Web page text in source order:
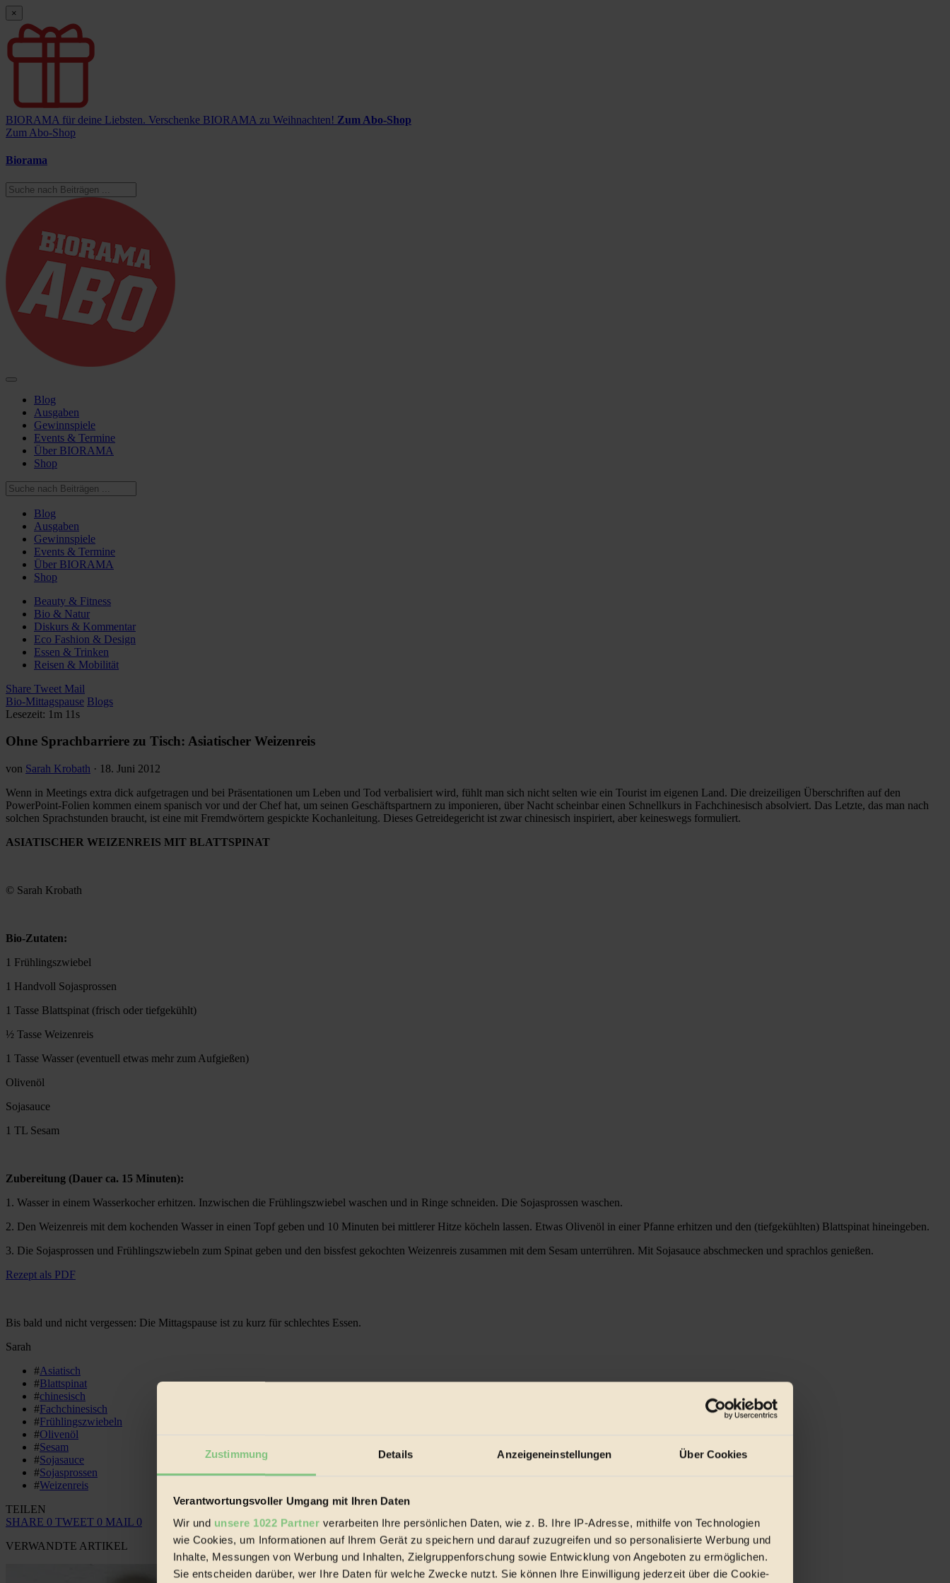
Zustimmung Details Anzeigeneinstellungen Über Cookies
Verantwortungsvoller Umgang mit Ihren Daten
Wir und unsere 1022 Partner verarbeiten Ihre persönlichen Daten, wie z. B. Ihre IP-Adresse, mithilfe von Technologien
wie Cookies, um Informationen auf Ihrem Gerät zu speichern und darauf zuzugreifen und so personalisierte Werbung und
Inhalte, Messungen von Werbung und Inhalten, Zielgruppenforschung sowie Entwicklung von Angeboten zu ermöglichen.
Sie entscheiden darüber, wer Ihre Daten für welche Zwecke nutzt. Sie können Ihre Einwilligung jederzeit über die Cookie-
×
BIORAMA für deine Liebsten. Verschenke BIORAMA zu Weihnachten! Zum Abo-Shop
Zum Abo-Shop
Biorama
Blog
Ausgaben
Gewinnspiele
Events & Termine
Über BIORAMA
Shop
Blog
Ausgaben
Gewinnspiele
Events & Termine
Über BIORAMA
Shop
Beauty & Fitness
Bio & Natur
Diskurs & Kommentar
Eco Fashion & Design
Essen & Trinken
Reisen & Mobilität
Share Tweet Mail
Bio-Mittagspause Blogs
Lesezeit: 1m 11s
Ohne Sprachbarriere zu Tisch: Asiatischer Weizenreis
von Sarah Krobath · 18. Juni 2012
Wenn in Meetings extra dick aufgetragen und bei Präsentationen um Leben und Tod verbalisiert wird, fühlt man sich nicht selten wie ein Tourist im eigenen Land. Die dreizeiligen Überschriften auf den
PowerPoint-Folien kommen einem spanisch vor und der Chef hat, um seinen Geschäftspartnern zu imponieren, über Nacht scheinbar einen Schnellkurs in Fachchinesisch absolviert. Das Letzte, das man nach
solchen Sprachstunden braucht, ist eine mit Fremdwörtern gespickte Kochanleitung. Dieses Getreidegericht ist zwar chinesisch inspiriert, aber keineswegs formuliert.
ASIATISCHER WEIZENREIS MIT BLATTSPINAT
© Sarah Krobath
Bio-Zutaten:
1 Frühlingszwiebel
1 Handvoll Sojasprossen
1 Tasse Blattspinat (frisch oder tiefgekühlt)
½ Tasse Weizenreis
1 Tasse Wasser (eventuell etwas mehr zum Aufgießen)
Olivenöl
Sojasauce
1 TL Sesam
Zubereitung (Dauer ca. 15 Minuten):
1. Wasser in einem Wasserkocher erhitzen. Inzwischen die Frühlingszwiebel waschen und in Ringe schneiden. Die Sojasprossen waschen.
2. Den Weizenreis mit dem kochenden Wasser in einen Topf geben und 10 Minuten bei mittlerer Hitze köcheln lassen. Etwas Olivenöl in einer Pfanne erhitzen und den (tiefgekühlten) Blattspinat hineingeben.
3. Die Sojasprossen und Frühlingszwiebeln zum Spinat geben und den bissfest gekochten Weizenreis zusammen mit dem Sesam unterrühren. Mit Sojasauce abschmecken und sprachlos genießen.
Rezept als PDF
Bis bald und nicht vergessen: Die Mittagspause ist zu kurz für schlechtes Essen.
Sarah
#Asiatisch
#Blattspinat
#chinesisch
#Fachchinesisch
#Frühlingszwiebeln
#Olivenöl
#Sesam
#Sojasauce
#Sojasprossen
#Weizenreis
TEILEN
SHARE 0 TWEET 0 MAIL 0
VERWANDTE ARTIKEL